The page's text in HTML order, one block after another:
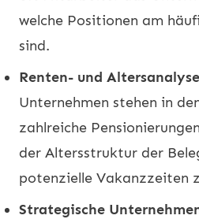
welche Positionen am
sind.
Renten- und
Unternehmen stehen in
zahlreiche
der Altersstruktur der
potenzielle Vakanzzeiten
Strategische